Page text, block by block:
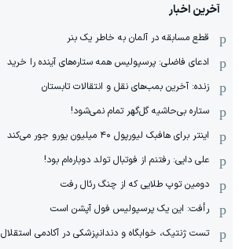
آخرین اخبار
قطع مسابقه در آلمان به خاطر یک بنر
ادعای فاضلی: پرسپولیس همه ستاره‌های آینده را خرید
زنده: آخرین بمب‌های نقل و انتقالات تابستان
ستاره بی‌حاشیه گل‌گهر تمام نمی‌شود!
اینتر برای هافبک لیورپول ۴۰ میلیون یورو جور می‌کند
علی دایی: رفتنم از فوتبال تولد دوباره‌ام بود!
دومین توپ طلایی که از چنگ رئال رفت
رأفت: این یک پرسپولیس فول آپشن است
تست ژنتیک، خوابگاه و دندانپزشکی در آکادمی استقلال